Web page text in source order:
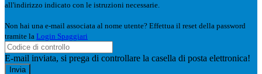
all'indirizzo indicato con le istruzioni necessarie.
Non hai una e-mail associata al nome utente? Effettua il reset della password
tramite la Login Spaggiari
E-mail inviata, si prega di controllare la casella di posta elettronica!